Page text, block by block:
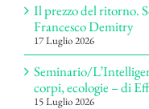
Il prezzo del ritorno.
Francesco Demitry
17 Luglio 2026
Seminario/
corpi, ecologie – di
15 Luglio 2026